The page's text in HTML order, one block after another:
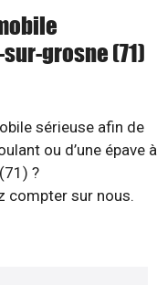
grosne (71)
sérieuse afin de
ou d’une épave à
?
compter sur nous.